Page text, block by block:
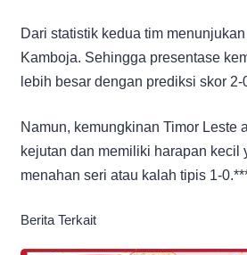
Dari statistik kedua tim
Kamboja. Sehingga presentase
lebih besar dengan prediksi skor 2-
Namun, kemungkinan Timor Leste
kejutan dan memiliki harapan kecil
menahan seri atau kalah tipis 1-
Berita Terkait